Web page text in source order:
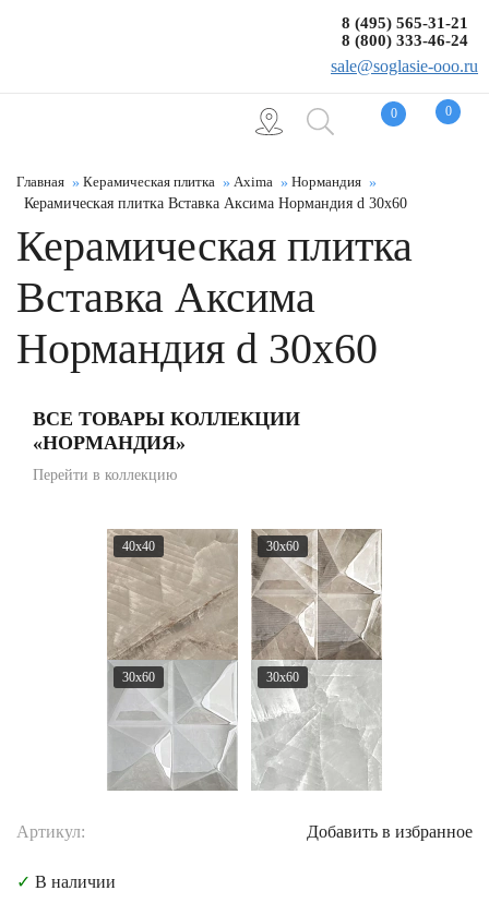
0 0
8 (495) 565-31-21
8 (800) 333-46-24
sale@soglasie-ooo.ru
Главная Керамическая плитка Axima
Нормандия
Керамическая плитка Вставка Аксима Нормандия d 30x60
Керамическая плитка
Вставка Аксима
Нормандия d 30x60
ВСЕ ТОВАРЫ КОЛЛЕКЦИИ
«НОРМАНДИЯ»
Перейти в коллекцию
40x40 30x60
30x60 30x60
Артикул: Добавить в избранное
✓ В наличии